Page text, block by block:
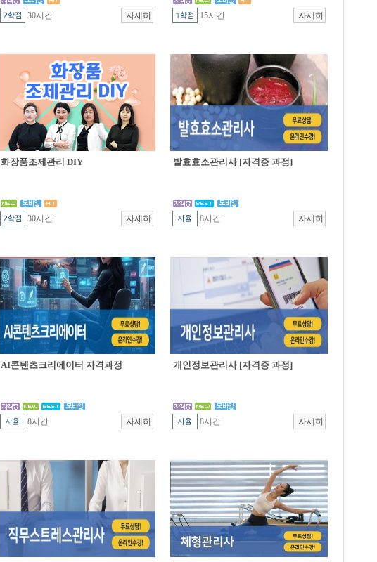
30시간 15시간
화장품조제관리 DIY
30시간
발효효소관리사 [자격증 과정]
8시간
AI콘텐츠크리에이터 자격과정
8시간
개인정보관리사 [자격증 과정]
8시간